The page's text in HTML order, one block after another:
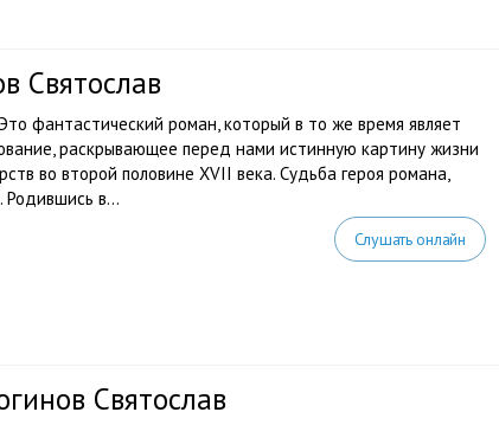
Святослав
фантастический роман, который в то же время являет
раскрывающее перед нами истинную картину жизни
во второй половине XVII века. Судьба героя романа,
Родившись в...
Слушать онлайн
Святослав